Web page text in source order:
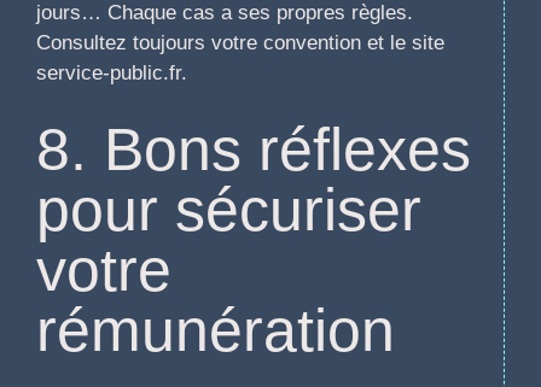
jours… Chaque cas a ses propres règles.
Consultez toujours votre convention et le site
service-public.fr.
8. Bons réflexes
pour sécuriser
votre
rémunération